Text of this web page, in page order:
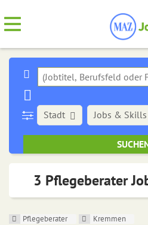
Stadt Jobs & Skills
3 Pflegeberater
Pflegeberater Kremmen